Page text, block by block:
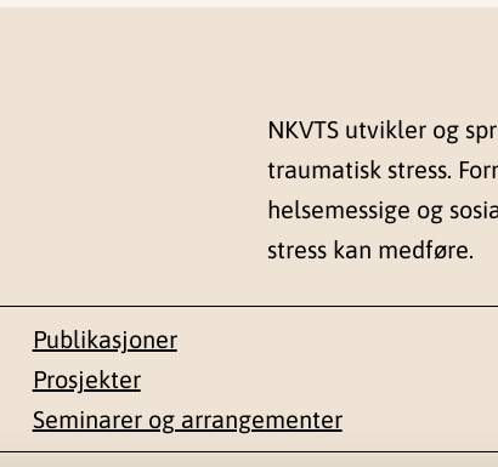
NKVTS utvikler og
traumatisk stress.
helsemessige og
stress kan medføre.
Publikasjoner
Prosjekter
Seminarer og arrangementer